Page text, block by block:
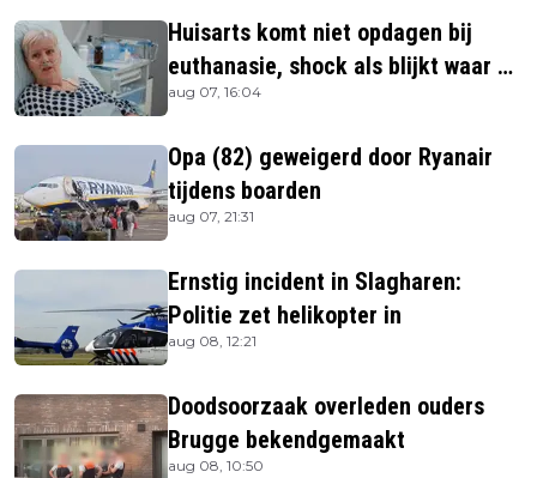
Huisarts komt niet opdagen bij
euthanasie, shock als blijkt waar ze
is
aug 07, 16:04
Opa (82) geweigerd door Ryanair
tijdens boarden
aug 07, 21:31
Ernstig incident in Slagharen:
Politie zet helikopter in
aug 08, 12:21
Doodsoorzaak overleden ouders
Brugge bekendgemaakt
aug 08, 10:50